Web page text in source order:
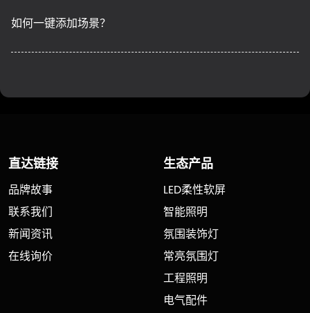
如何一键添加场景？
直达链接
品牌故事
联系我们
新闻资讯
在线询价
生态产品
LED柔性软屏
智能照明
氛围装饰灯
常亮氛围灯
工程照明
电气配件